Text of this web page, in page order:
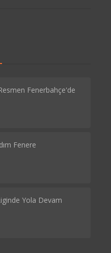
Fenerbahçe'de
Fenere
Yola Devam